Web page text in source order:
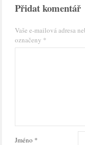
Přidat komentář
Vaše e-mailová adresa
označeny *
Jméno *